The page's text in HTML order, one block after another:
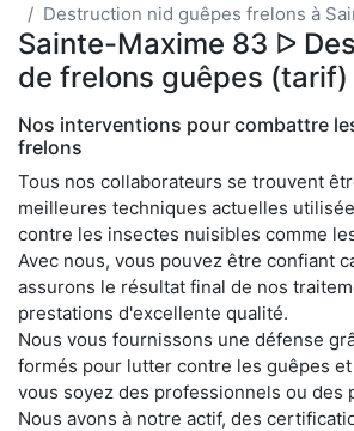
Destruction nid guêpes frelons à
Sainte-Maxime 83 ᐅ
de frelons guêpes (tarif)
Nos interventions pour combattre
frelons
Tous nos collaborateurs se trouvent
meilleures techniques actuelles
contre les insectes nuisibles comme
Avec nous, vous pouvez être confiant
assurons le résultat final de nos
prestations d'excellente qualité.
Nous vous fournissons une défense
formés pour lutter contre les guêpes
vous soyez des professionnels ou des
Nous avons à notre actif, des